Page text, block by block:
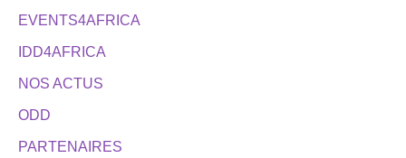
EVENTS4AFRICA
IDD4AFRICA
NOS ACTUS
ODD
PARTENAIRES